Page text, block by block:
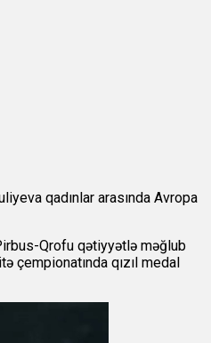
qadınlar arasında Avropa
Qrofu qətiyyətlə məğlub
çempionatında qızıl medal